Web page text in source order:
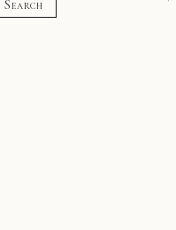
Search